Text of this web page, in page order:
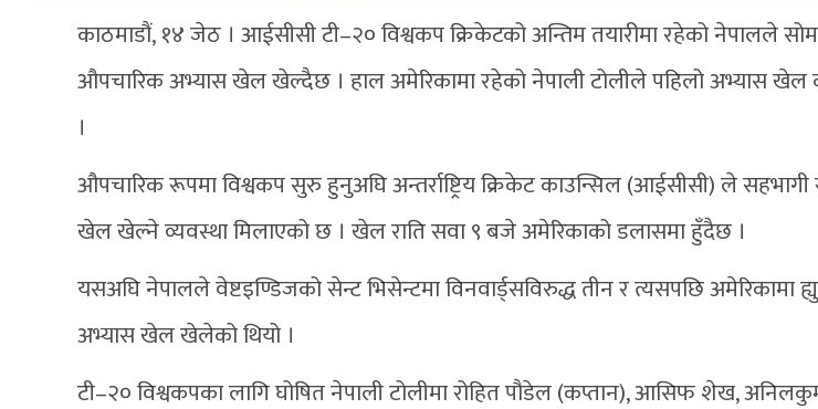
काठमाडौं, १४ जेठ । आईसीसी टी–२० विश्वकप क्रिकेटको अन्तिम तयारीमा रहेको नेपालले
औपचारिक अभ्यास खेल खेल्दैछ । हाल अमेरिकामा रहेको नेपाली टोलीले पहिलो अभ्यास खेल
।
औपचारिक रूपमा विश्वकप सुरु हुनुअघि अन्तर्राष्ट्रिय क्रिकेट काउन्सिल (आईसीसी) ले सहभागी
खेल खेल्ने व्यवस्था मिलाएको छ । खेल राति सवा ९ बजे अमेरिकाको डलासमा हुँदैछ ।
यसअघि नेपालले वेष्टइण्डिजको सेन्ट भिसेन्टमा विनवार्ड्सविरुद्ध तीन र त्यसपछि अमेरिकामा
अभ्यास खेल खेलेको थियो ।
टी–२० विश्वकपका लागि घोषित नेपाली टोलीमा रोहित पौडेल (कप्तान), आसिफ शेख,